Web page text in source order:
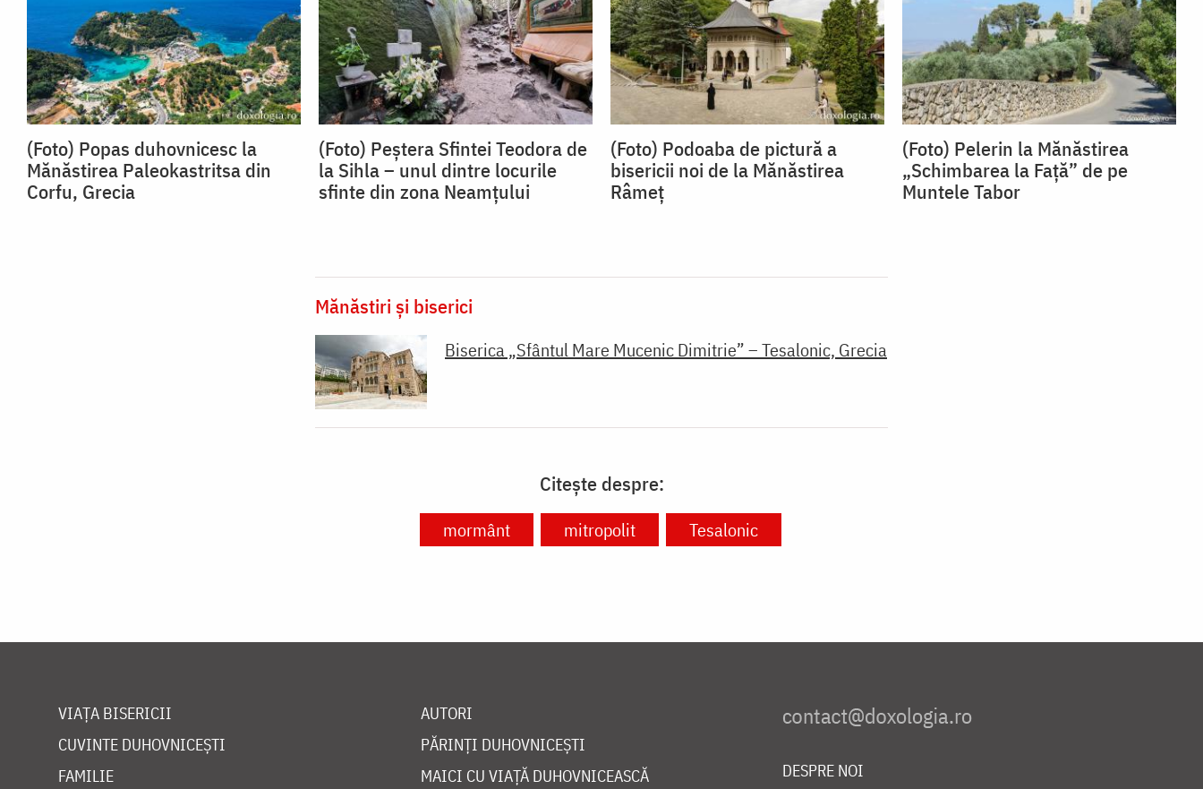
(Foto) Popas duhovnicesc la
Mănăstirea Paleokastritsa din
Corfu, Grecia
(Foto) Peștera Sfintei Teodora de
la Sihla – unul dintre locurile
sfinte din zona Neamțului
(Foto) Podoaba de pictură a
bisericii noi de la Mănăstirea
Râmeț
(Foto) Pelerin la Mănăstirea
„Schimbarea la Față” de pe
Muntele Tabor
Mănăstiri și biserici
Biserica „Sfântul Mare Mucenic Dimitrie” – Tesalonic, Grecia
Citește despre:
mormânt mitropolit Tesalonic
VIAȚA BISERICII
CUVINTE DUHOVNICEȘTI
FAMILIE
AUTORI
PĂRINȚI DUHOVNICEȘTI
MAICI CU VIAȚĂ DUHOVNICEASCĂ
DESPRE NOI